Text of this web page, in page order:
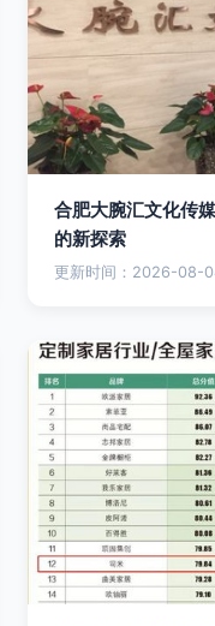
合肥大腕汇文化传
的新探索
更新时间：2026-08-